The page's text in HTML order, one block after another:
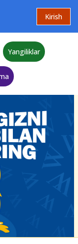
Kirish
Yangiliklar